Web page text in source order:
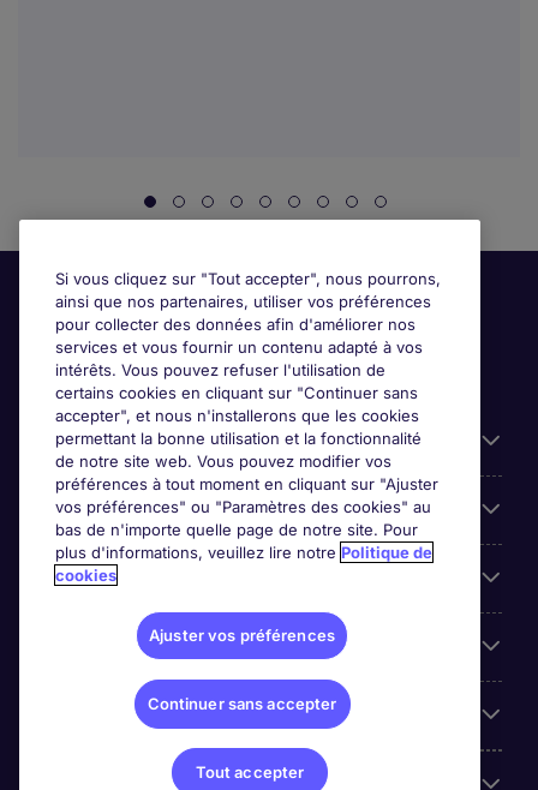
Candidats
Entreprises
Contact
Les avis Google
Nos offres d'emploi
Si vous cliquez sur "Tout accepter", nous pourrons,
ainsi que nos partenaires, utiliser vos préférences
pour collecter des données afin d'améliorer nos
services et vous fournir un contenu adapté à vos
intérêts. Vous pouvez refuser l'utilisation de
certains cookies en cliquant sur "Continuer sans
accepter", et nous n'installerons que les cookies
permettant la bonne utilisation et la fonctionnalité
de notre site web. Vous pouvez modifier vos
préférences à tout moment en cliquant sur "Ajuster
vos préférences" ou "Paramètres des cookies" au
bas de n'importe quelle page de notre site. Pour
plus d'informations, veuillez lire notre Politique de
cookies
Ajuster vos préférences
Continuer sans accepter
Tout accepter